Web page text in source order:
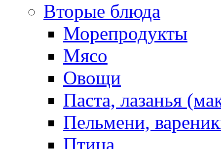
Вторые блюда
Морепродукты
Мясо
Овощи
Паста, лазанья
Пельмени,
Птица